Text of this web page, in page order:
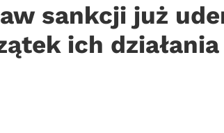
sankcji już
ich działania